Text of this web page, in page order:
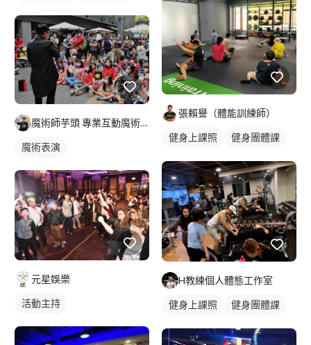
重訓課程
健身課程
魔術師芋頭 專業互動魔術表演
魔術表演
元星娛樂
活動主持
張賴譽（體能訓練師）
健身上課照
健身團體課
H教練個人體態工作室
健身上課照
健身團體課